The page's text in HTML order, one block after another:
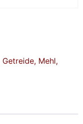
Getreide, Mehl,